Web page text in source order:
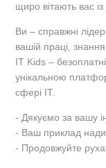
щиро вітають вас
Ви – справжні
вашій праці,
IT Kids –
унікальною
сфері IT.
- Дякуємо за вашу
- Ваш приклад
- Продовжуйте